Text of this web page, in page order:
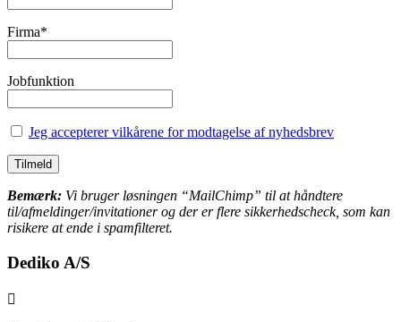
Firma*
Jobfunktion
Jeg accepterer vilkårene for modtagelse af nyhedsbrev
Bemærk: Vi bruger løsningen “MailChimp” til at håndtere
til/afmeldinger/invitationer og der er flere sikkerhedscheck, som kan
risikere at ende i spamfilteret.
Dediko A/S
